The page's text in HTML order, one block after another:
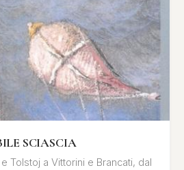
SCIASCIA
Tolstoj a Vittorini e Brancati, dal